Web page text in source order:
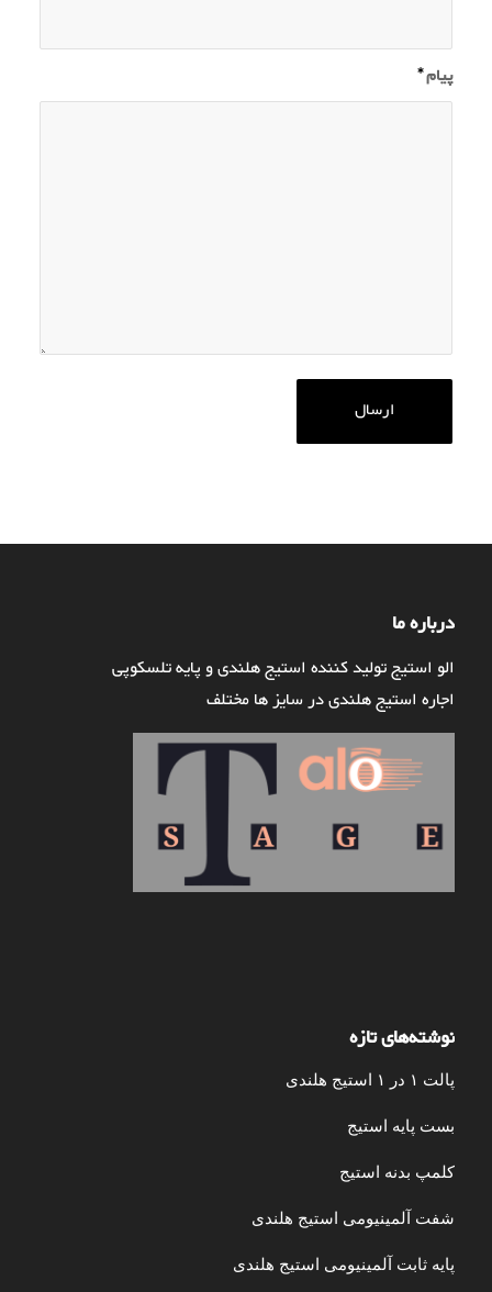
پیام*
درباره ما
الو استیج تولید کننده استیج هلندی و پایه تلسکوپی
اجاره استیج هلندی در سایز ها مختلف
نوشته‌های تازه
پالت ۱ در ۱ استیج هلندی
بست پایه استیج
کلمپ بدنه استیج
شفت آلمینیومی استیج هلندی
پایه ثابت آلمینیومی استیج هلندی